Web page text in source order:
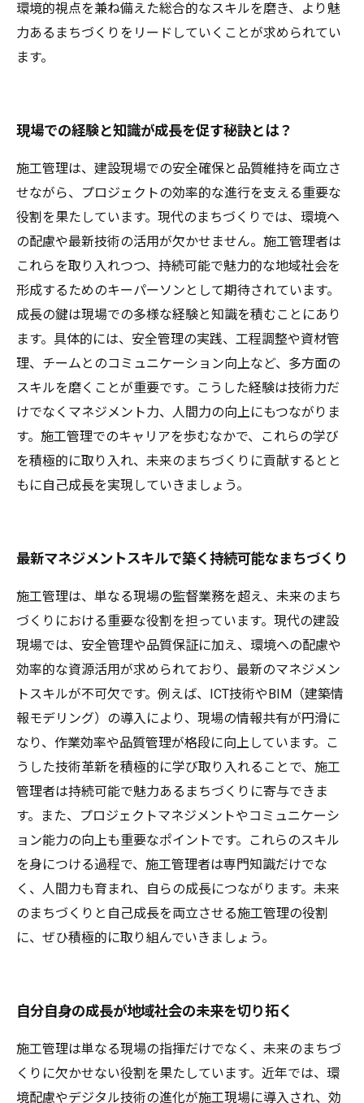
環境的視点を兼ね備えた総合的なスキルを磨き、より魅
力あるまちづくりをリードしていくことが求められてい
ます。
現場での経験と知識が成長を促す秘訣とは？
施工管理は、建設現場での安全確保と品質維持を両立さ
せながら、プロジェクトの効率的な進行を支える重要な
役割を果たしています。現代のまちづくりでは、環境へ
の配慮や最新技術の活用が欠かせません。施工管理者は
これらを取り入れつつ、持続可能で魅力的な地域社会を
形成するためのキーパーソンとして期待されています。
成長の鍵は現場での多様な経験と知識を積むことにあり
ます。具体的には、安全管理の実践、工程調整や資材管
理、チームとのコミュニケーション向上など、多方面の
スキルを磨くことが重要です。こうした経験は技術力だ
けでなくマネジメント力、人間力の向上にもつながりま
す。施工管理でのキャリアを歩むなかで、これらの学び
を積極的に取り入れ、未来のまちづくりに貢献するとと
もに自己成長を実現していきましょう。
最新マネジメントスキルで築く持続可能なまちづくり
施工管理は、単なる現場の監督業務を超え、未来のまち
づくりにおける重要な役割を担っています。現代の建設
現場では、安全管理や品質保証に加え、環境への配慮や
効率的な資源活用が求められており、最新のマネジメン
トスキルが不可欠です。例えば、ICT技術やBIM（建築情
報モデリング）の導入により、現場の情報共有が円滑に
なり、作業効率や品質管理が格段に向上しています。こ
うした技術革新を積極的に学び取り入れることで、施工
管理者は持続可能で魅力あるまちづくりに寄与できま
す。また、プロジェクトマネジメントやコミュニケーシ
ョン能力の向上も重要なポイントです。これらのスキル
を身につける過程で、施工管理者は専門知識だけでな
く、人間力も育まれ、自らの成長につながります。未来
のまちづくりと自己成長を両立させる施工管理の役割
に、ぜひ積極的に取り組んでいきましょう。
自分自身の成長が地域社会の未来を切り拓く
施工管理は単なる現場の指揮だけでなく、未来のまちづ
くりに欠かせない役割を果たしています。近年では、環
境配慮やデジタル技術の進化が施工現場に導入され、効